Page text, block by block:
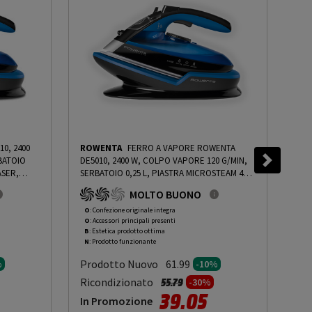
2400
10%
da
ROWENTA FERRO A VAPORE ROWENTA
DE5010, 2400 W, COLPO VAPORE 120 G/MIN,
SERBATOIO 0,25 L, PIASTRA MICROSTEAM 400
LASER, SPEGNIMENTO AUTOMATICO,
TECNOLOGIA SENZA FILO, NERO & BLU
PRMG GRADING OOBN - 10%
MOLTO BUONO
O: Confezione originale integra
O: Accessori principali presenti
B: Estetica prodotto ottima
N: Prodotto funzionante
Prodotto Nuovo 61.99 -10%
Ricondizionato Prezzo ridotto da
55.79a-30%
In Promozione 39.05